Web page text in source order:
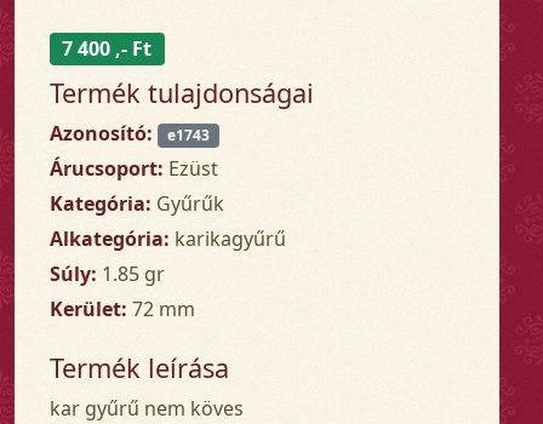
7 400 ,- Ft
Termék tulajdonságai
Azonosító: e1743
Árucsoport: Ezüst
Kategória: Gyűrűk
Alkategória: karikagyűrű
Súly: 1.85 gr
Kerület: 72 mm
Termék leírása
kar gyűrű nem köves